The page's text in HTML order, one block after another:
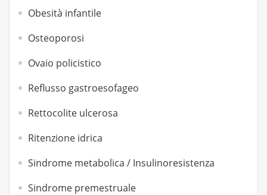
Obesità infantile
Osteoporosi
Ovaio policistico
Reflusso gastroesofageo
Rettocolite ulcerosa
Ritenzione idrica
Sindrome metabolica / Insulinoresistenza
Sindrome premestruale